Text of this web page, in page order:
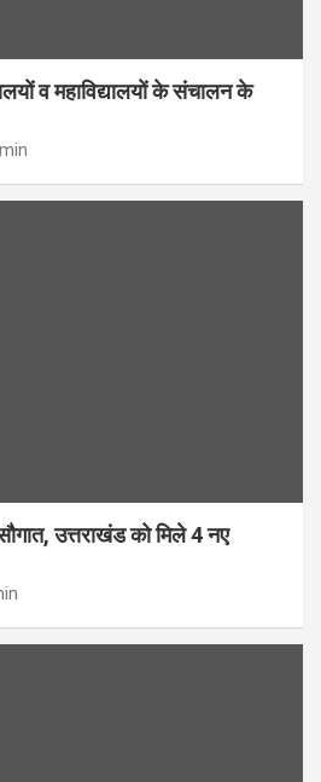
व महाविद्यालयों के संचालन के
उत्तराखंड को मिले 4 नए